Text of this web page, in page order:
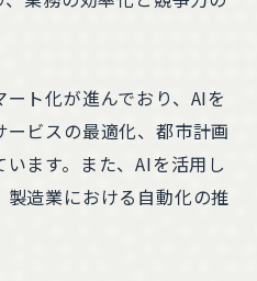
ト化が進んでおり、AIを
ビスの最適化、都市計画
ます。また、AIを活用し
造業における自動化の推